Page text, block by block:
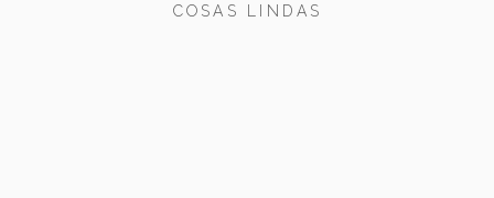
COSAS LINDAS